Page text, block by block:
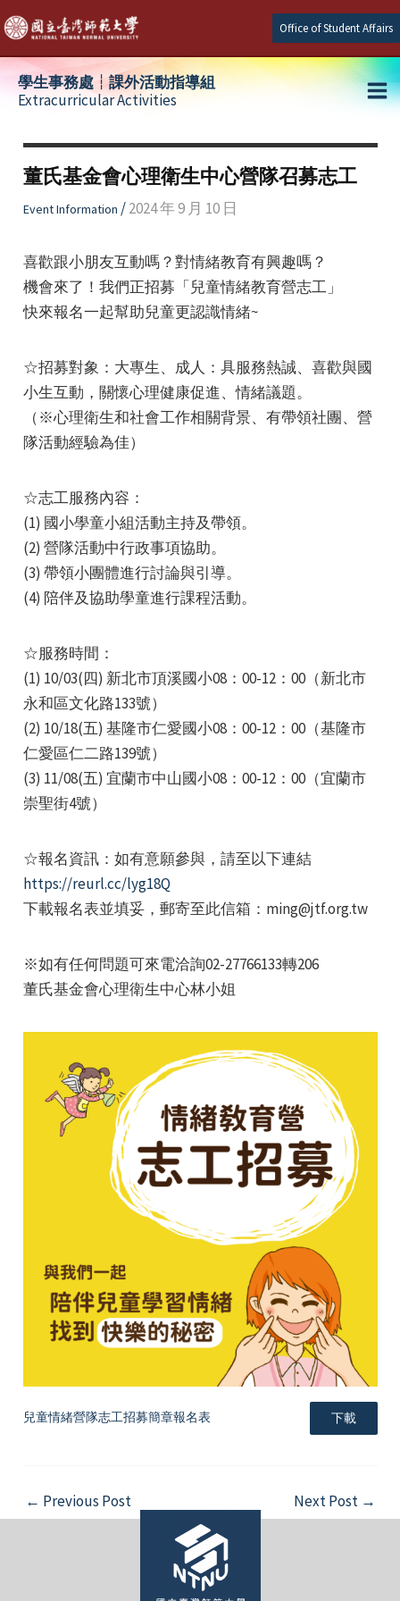
Skip
to
content
Office of Student Affairs
學生事務處┆課外活動指導組
Extracurricular Activities
董氏基金會心理衛生中心營隊召募志工
Event Information /2024 年 9 月 10 日
喜歡跟小朋友互動嗎？對情緒教育有興趣嗎？
機會來了！我們正招募「兒童情緒教育營志工」
快來報名一起幫助兒童更認識情緒~
☆招募對象：大專生、成人：具服務熱誠、喜歡與國
小生互動，關懷心理健康促進、情緒議題。
（※心理衛生和社會工作相關背景、有帶領社團、營
隊活動經驗為佳）
☆志工服務內容：
(1) 國小學童小組活動主持及帶領。
(2) 營隊活動中行政事項協助。
(3) 帶領小團體進行討論與引導。
(4) 陪伴及協助學童進行課程活動。
☆服務時間：
(1) 10/03(四) 新北市頂溪國小08：00-12：00（新北市
永和區文化路133號）
(2) 10/18(五) 基隆市仁愛國小08：00-12：00（基隆市
仁愛區仁二路139號）
(3) 11/08(五) 宜蘭市中山國小08：00-12：00（宜蘭市
崇聖街4號）
☆報名資訊：如有意願參與，請至以下連結
https://reurl.cc/lyg18Q
下載報名表並填妥，郵寄至此信箱：ming@jtf.org.tw
※如有任何問題可來電洽詢02-27766133轉206
董氏基金會心理衛生中心林小姐
兒童情緒營隊志工招募簡章報名表 下載
Post
navigation
← Previous Post Next Post →